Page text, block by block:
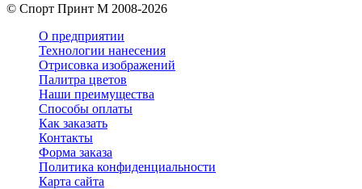
© Спорт Принт М 2008-2026
О предприятии
Технологии нанесения
Отрисовка изображений
Палитра цветов
Наши преимущества
Способы оплаты
Как заказать
Контакты
Форма заказа
Политика конфиденциальности
Карта сайта